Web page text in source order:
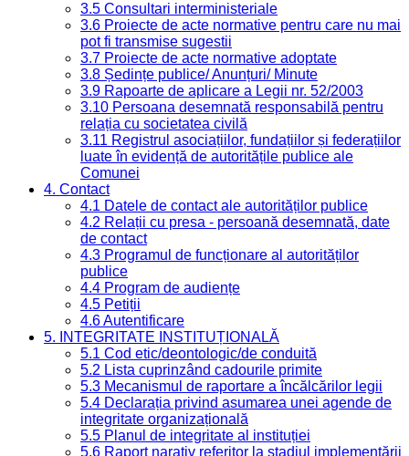
3.5 Consultari interministeriale
3.6 Proiecte de acte normative pentru care nu mai
pot fi transmise sugestii
3.7 Proiecte de acte normative adoptate
3.8 Ședințe publice/ Anunțuri/ Minute
3.9 Rapoarte de aplicare a Legii nr. 52/2003
3.10 Persoana desemnată responsabilă pentru
relația cu societatea civilă
3.11 Registrul asociațiilor, fundațiilor și federațiilor
luate în evidență de autoritățile publice ale
Comunei
4. Contact
4.1 Datele de contact ale autorităților publice
4.2 Relații cu presa - persoană desemnată, date
de contact
4.3 Programul de funcționare al autorităților
publice
4.4 Program de audiențe
4.5 Petiții
4.6 Autentificare
5. INTEGRITATE INSTITUȚIONALĂ
5.1 Cod etic/deontologic/de conduită
5.2 Lista cuprinzând cadourile primite
5.3 Mecanismul de raportare a încălcărilor legii
5.4 Declarația privind asumarea unei agende de
integritate organizațională
5.5 Planul de integritate al instituției
5.6 Raport narativ referitor la stadiul implementării